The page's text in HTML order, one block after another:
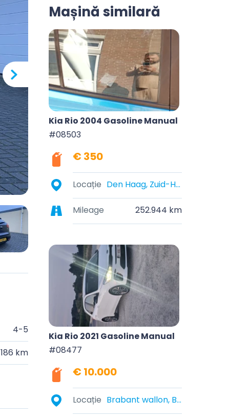
4-5
186 km
Mașină similară
Kia Rio 2004 Gasoline Manual
#08503
€ 350
Locație Den Haag, Zuid-Holland, Nederland
Mileage 252.944 km
Kia Rio 2021 Gasoline Manual
#08477
€ 10.000
Locație Brabant wallon, Belgique